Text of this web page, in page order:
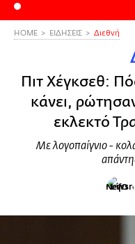
HOME ΕΙΔΗΣΕΙΣ Διεθνή
Πιτ Χέγκσεθ:
κάνει,
εκλεκτό
Με λογοπαίγνιο -